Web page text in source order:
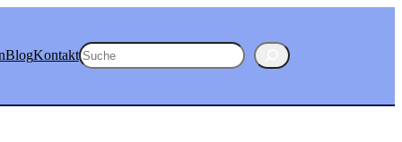
BlogKontaktSuchen